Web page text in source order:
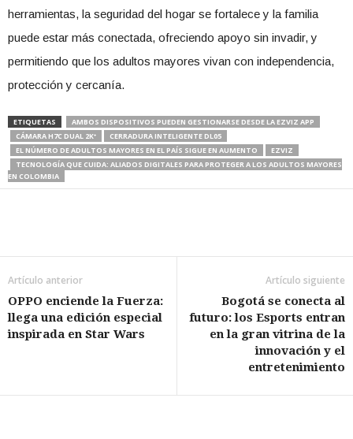
herramientas, la seguridad del hogar se fortalece y la familia
puede estar más conectada, ofreciendo apoyo sin invadir, y
permitiendo que los adultos mayores vivan con independencia,
protección y cercanía.
ETIQUETAS
AMBOS DISPOSITIVOS PUEDEN GESTIONARSE DESDE LA EZVIZ APP
CÁMARA H7C DUAL 2K⁺
CERRADURA INTELIGENTE DL05
EL NÚMERO DE ADULTOS MAYORES EN EL PAÍS SIGUE EN AUMENTO
EZVIZ
TECNOLOGÍA QUE CUIDA: ALIADOS DIGITALES PARA PROTEGER A LOS ADULTOS MAYORES
EN COLOMBIA
Artículo anterior
OPPO enciende la Fuerza:
llega una edición especial
inspirada en Star Wars
Artículo siguiente
Bogotá se conecta al
futuro: los Esports entran
en la gran vitrina de la
innovación y el
entretenimiento